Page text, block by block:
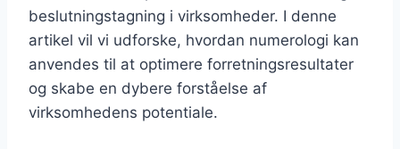
beslutningstagning i virksomheder. I denne
artikel vil vi udforske, hvordan numerologi kan
anvendes til at optimere forretningsresultater
og skabe en dybere forståelse af
virksomhedens potentiale.